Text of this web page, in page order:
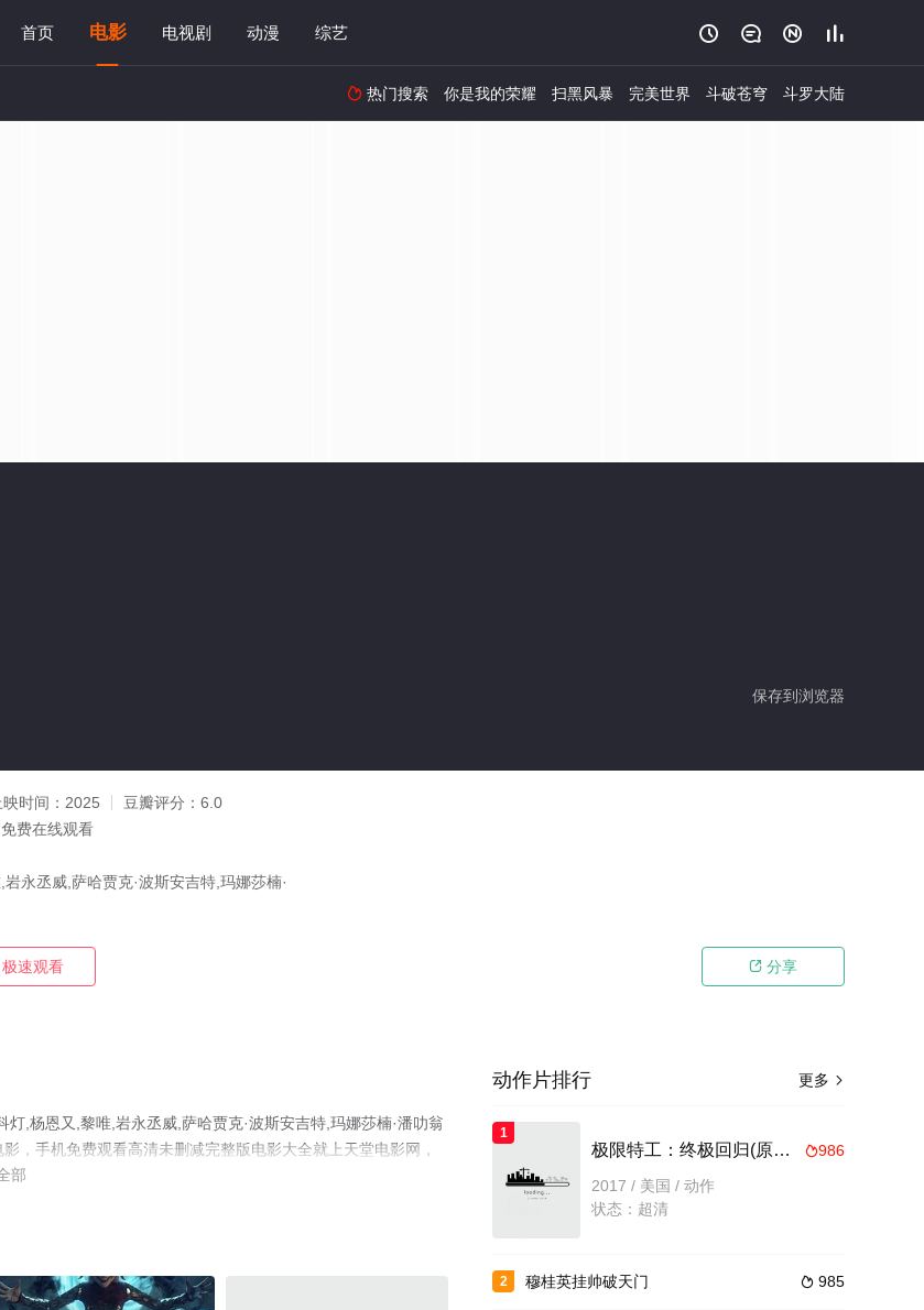
首页 电影 电视剧 动漫 综艺    
 热门搜索 你是我的荣耀 扫黑风暴 完美世界 斗破苍穹 斗罗大陆
保存到浏览器
映时间： 2025 豆瓣评分： 6.0
费在线观看
永丞威,萨哈贾克·波斯安吉特,玛娜莎楠·
极速观看  分享
,杨恩又,黎唯,岩永丞威,萨哈贾克·波斯安吉特,玛娜莎楠·潘叻翁
，手机免费观看高清未删减完整版电影大全就上天堂电影网，
部
更多 
动作片排行
1
986
极限特工：终极回归(原声版)
2017 / 美国 / 动作
状态：超清
2  985
穆桂英挂帅破天门